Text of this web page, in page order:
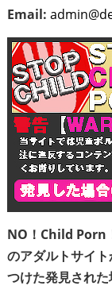
Email:
NO！Child Porn
のアダルトサイ
つけた発見され